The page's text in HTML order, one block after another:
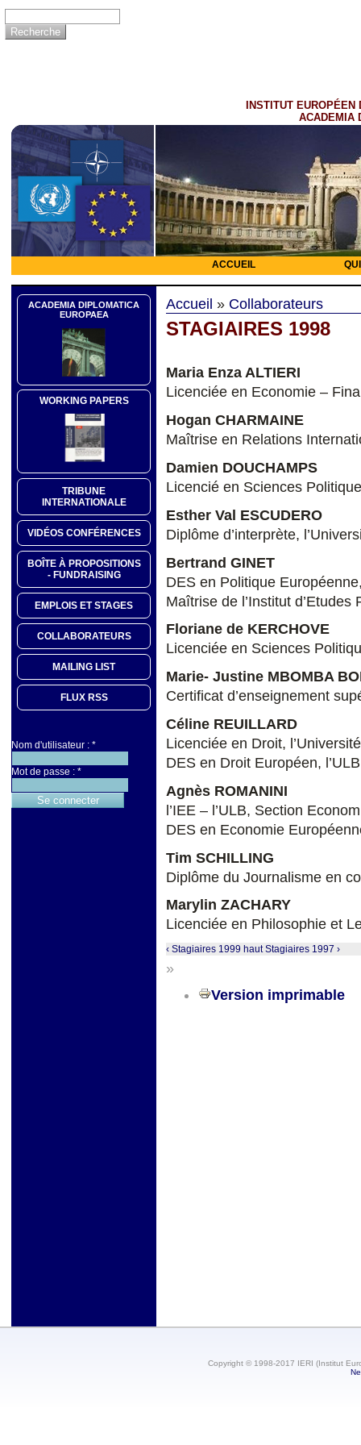
INSTITUT EUROPÉEN
ACADEMIA
ACCUEIL
ACADEMIA DIPLOMATICA
EUROPAEA
WORKING PAPERS
TRIBUNE
INTERNATIONALE
VIDÉOS CONFÉRENCES
BOÎTE À PROPOSITIONS
- FUNDRAISING
EMPLOIS ET STAGES
COLLABORATEURS
MAILING LIST
FLUX RSS
Nom d'utilisateur : *
Mot de passe : *
Accueil » Collaborateurs
STAGIAIRES 1998
Maria Enza ALTIERI
Licenciée en Economie –
Hogan CHARMAINE
Maîtrise en Relations
Damien DOUCHAMPS
Licencié en Sciences
Esther Val ESCUDERO
Diplôme d’interprète,
Bertrand GINET
DES en Politique
Maîtrise de l’Institut
Floriane de KERCHOVE
Licenciée en Sciences
Marie- Justine MBOMBA
Certificat d’enseignement
Céline REUILLARD
Licenciée en Droit,
DES en Droit Européen,
Agnès ROMANINI
l’IEE – l’ULB, Section
DES en Economie
Tim SCHILLING
Diplôme du Journalisme en
Marylin ZACHARY
Licenciée en Philosophie et
‹ Stagiaires 1999 haut Stagiaires 1997 ›
»
Version imprimable
Copyright © 1998-2017 IERI (Institut